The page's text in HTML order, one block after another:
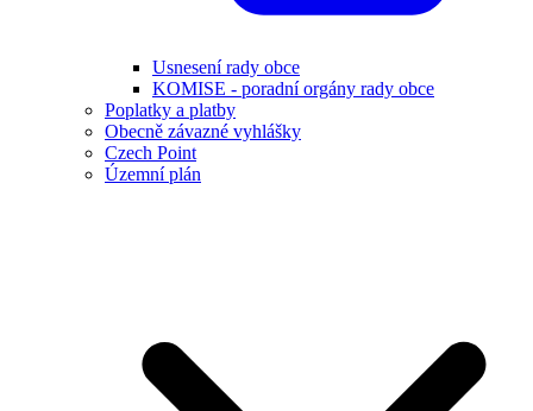
Usnesení rady obce
KOMISE - poradní orgány rady obce
Poplatky a platby
Obecně závazné vyhlášky
Czech Point
Územní plán